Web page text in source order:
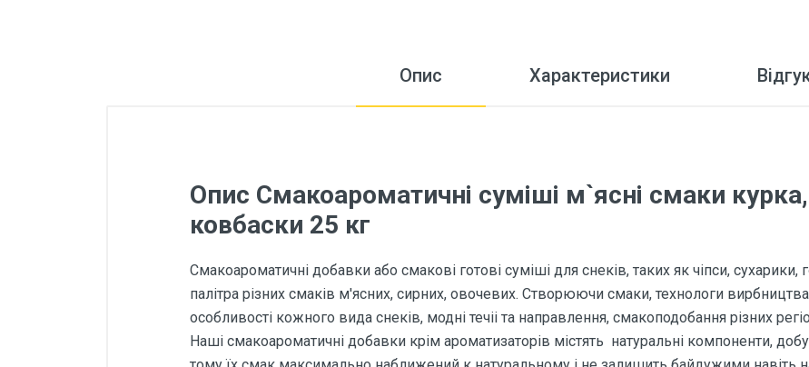
Опис Характеристики
Опис Смакоароматичні суміші м`ясні смаки
ковбаски 25 кг
Смакоароматичні добавки або смакові готові суміші для снеків, таких як чіпси,
палітра різних смаків м'ясних, сирних, овочевих. Створюючи смаки, технологи
особливості кожного вида снеків, модні течіі та направлення, смакоподобання різних
Наші смакоароматичні добавки крім ароматизаторів містять натуральні компоненти,